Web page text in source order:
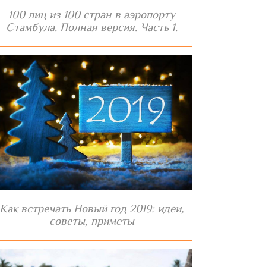
100 лиц из 100 стран в аэропорту
Стамбула. Полная версия. Часть 1.
Как встречать Новый год 2019: идеи,
советы, приметы